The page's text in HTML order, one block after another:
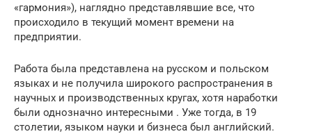
«гармония»), наглядно представлявшие все, что
происходило в текущий момент времени на
предприятии.
Работа была представлена на русском и польском
языках и не получила широкого распространения в
научных и производственных кругах, хотя наработки
были однозначно интересными . Уже тогда, в 19
столетии, языком науки и бизнеса был английский.